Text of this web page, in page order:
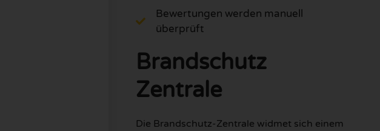
Bewertungen werden manuell
überprüft
Brandschutz
Zentrale
Die Brandschutz-Zentrale widmet sich einem